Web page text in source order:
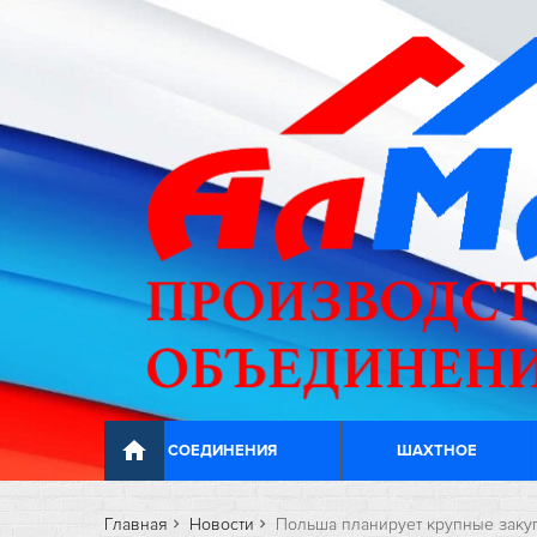
home СОЕДИНЕНИЯ ШАХТНОЕ
Главная navigate_next Новости navigate_next Польша планирует крупные